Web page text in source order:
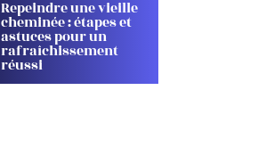
Repeindre une vieille
cheminée : étapes et
astuces pour un
rafraîchissement
réussi